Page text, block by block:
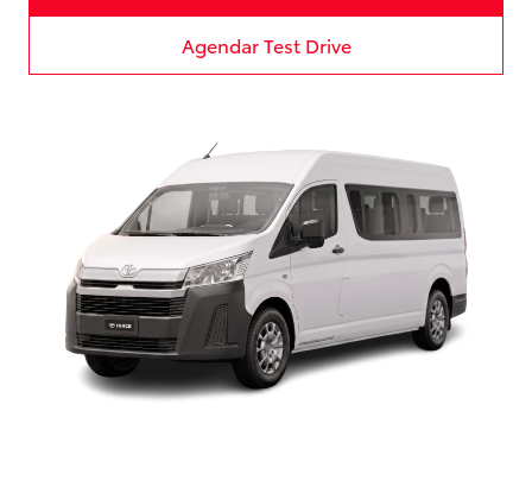
Agendar Test Drive